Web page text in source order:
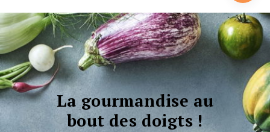
La gourmandise au
bout des doigts !